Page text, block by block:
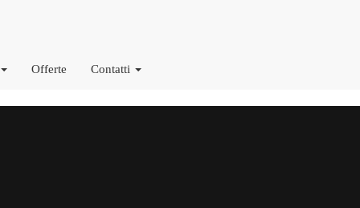
Offerte Contatti